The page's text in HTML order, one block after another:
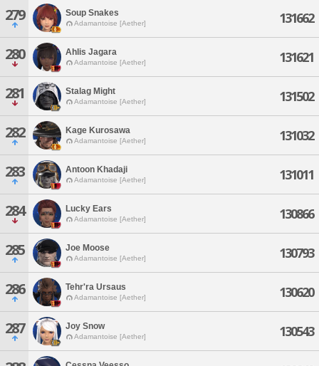
279 Soup Snakes
Adamantoise [Aether] 131662
280 Ahlis Jagara
Adamantoise [Aether] 131621
281 Stalag Might
Adamantoise [Aether] 131502
282 Kage Kurosawa
Adamantoise [Aether] 131032
283 Antoon Khadaji
Adamantoise [Aether] 131011
284 Lucky Ears
Adamantoise [Aether] 130866
285 Joe Moose
Adamantoise [Aether] 130793
286 Tehr'ra Ursaus
Adamantoise [Aether] 130620
287 Joy Snow
Adamantoise [Aether] 130543